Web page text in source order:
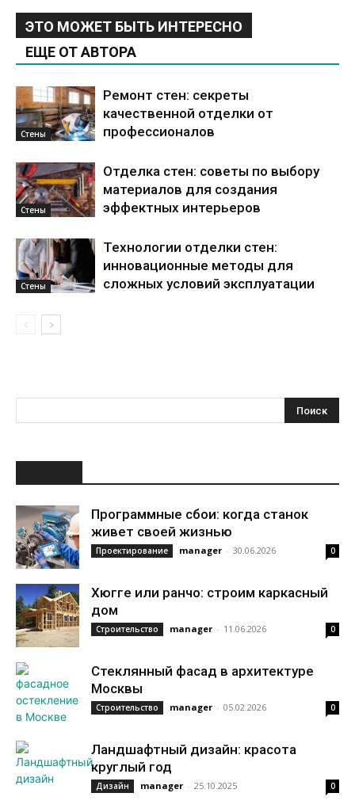
ЭТО МОЖЕТ БЫТЬ ИНТЕРЕСНО
ЕЩЕ ОТ АВТОРА
Стены
Ремонт стен: секреты
качественной отделки от
профессионалов
Стены
Отделка стен: советы по выбору
материалов для создания
эффектных интерьеров
Стены
Технологии отделки стен:
инновационные методы для
сложных условий эксплуатации
Программные сбои: когда станок
живет своей жизнью
Проектирование manager - 30.06.2026 0
Хюгге или ранчо: строим каркасный
дом
Строительство manager - 11.06.2026 0
Стеклянный фасад в архитектуре
Москвы
Строительство manager - 05.02.2026 0
Ландшафтный дизайн: красота
круглый год
Дизайн manager - 25.10.2025 0